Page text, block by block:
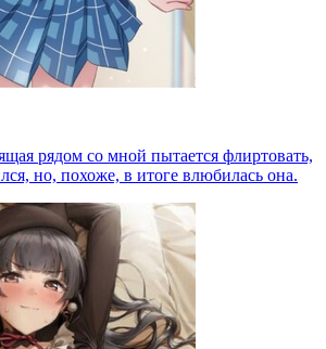
рядом со мной пытается флиртовать,
но, похоже, в итоге влюбилась она.